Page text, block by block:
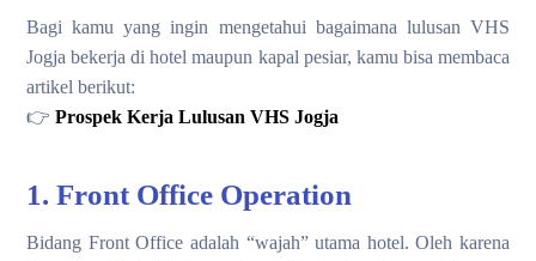
Bagi kamu yang ingin mengetahui bagaimana lulusan VHS
Jogja bekerja di hotel maupun kapal pesiar, kamu bisa membaca
artikel berikut:
👉Prospek Kerja Lulusan VHS Jogja
1. Front Office Operation
Bidang Front Office adalah “wajah” utama hotel. Oleh karena